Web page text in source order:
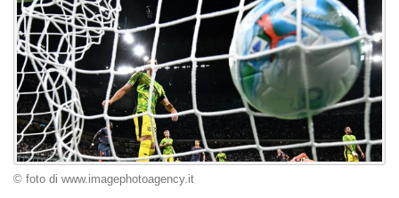
© foto di www.imagephotoagency.it